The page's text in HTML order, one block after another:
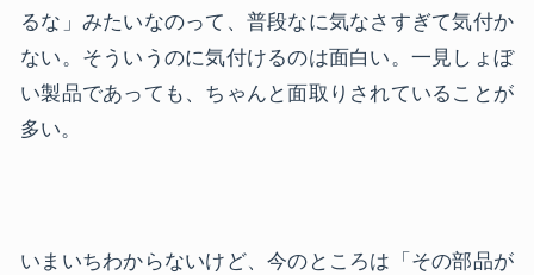
るな」みたいなのって、普段なに気なさすぎて気付か
ない。そういうのに気付けるのは面白い。一見しょぼ
い製品であっても、ちゃんと面取りされていることが
多い。
いまいちわからないけど、今のところは「その部品が